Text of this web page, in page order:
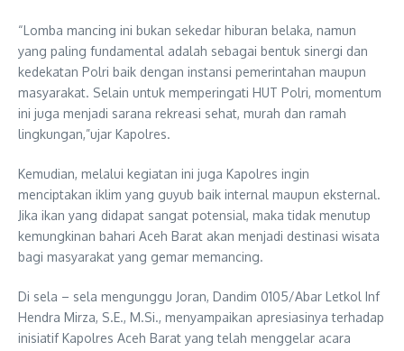
“Lomba mancing ini bukan sekedar hiburan belaka, namun
yang paling fundamental adalah sebagai bentuk sinergi dan
kedekatan Polri baik dengan instansi pemerintahan maupun
masyarakat. Selain untuk memperingati HUT Polri, momentum
ini juga menjadi sarana rekreasi sehat, murah dan ramah
lingkungan,”ujar Kapolres.
Kemudian, melalui kegiatan ini juga Kapolres ingin
menciptakan iklim yang guyub baik internal maupun eksternal.
Jika ikan yang didapat sangat potensial, maka tidak menutup
kemungkinan bahari Aceh Barat akan menjadi destinasi wisata
bagi masyarakat yang gemar memancing.
Di sela – sela mengunggu Joran, Dandim 0105/Abar Letkol Inf
Hendra Mirza, S.E., M.Si., menyampaikan apresiasinya terhadap
inisiatif Kapolres Aceh Barat yang telah menggelar acara